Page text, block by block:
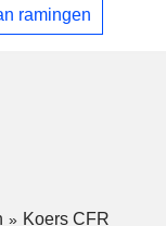
ramingen
Koers CFR